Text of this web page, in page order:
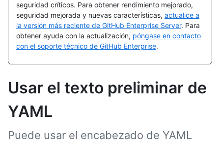
seguridad críticos. Para obtener rendimiento mejorado,
seguridad mejorada y nuevas características, actualice a
la versión más reciente de GitHub Enterprise Server. Para
obtener ayuda con la actualización, póngase en contacto
con el soporte técnico de GitHub Enterprise.
Usar el texto preliminar de
YAML
Puede usar el encabezado de YAML